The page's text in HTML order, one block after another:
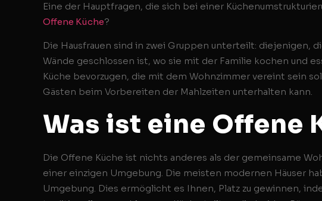
Eine der Hauptfragen, die sich bei einer
Offene Küche?
Die Hausfrauen sind in zwei Gruppen unterteilt: diejenigen,
Wände geschlossen ist, wo sie mit der Familie kochen und
Küche bevorzugen, die mit dem Wohnzimmer vereint sein
Gästen beim Vorbereiten der Mahlzeiten unterhalten kann.
Was ist eine Offene
Die Offene Küche ist nichts anderes als der gemeinsame
einer einzigen Umgebung. Die meisten modernen Häuser
Umgebung. Dies ermöglicht es Ihnen, Platz zu gewinnen,